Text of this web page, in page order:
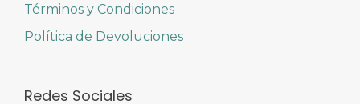
Términos y Condiciones
Política de Devoluciones
Redes Sociales